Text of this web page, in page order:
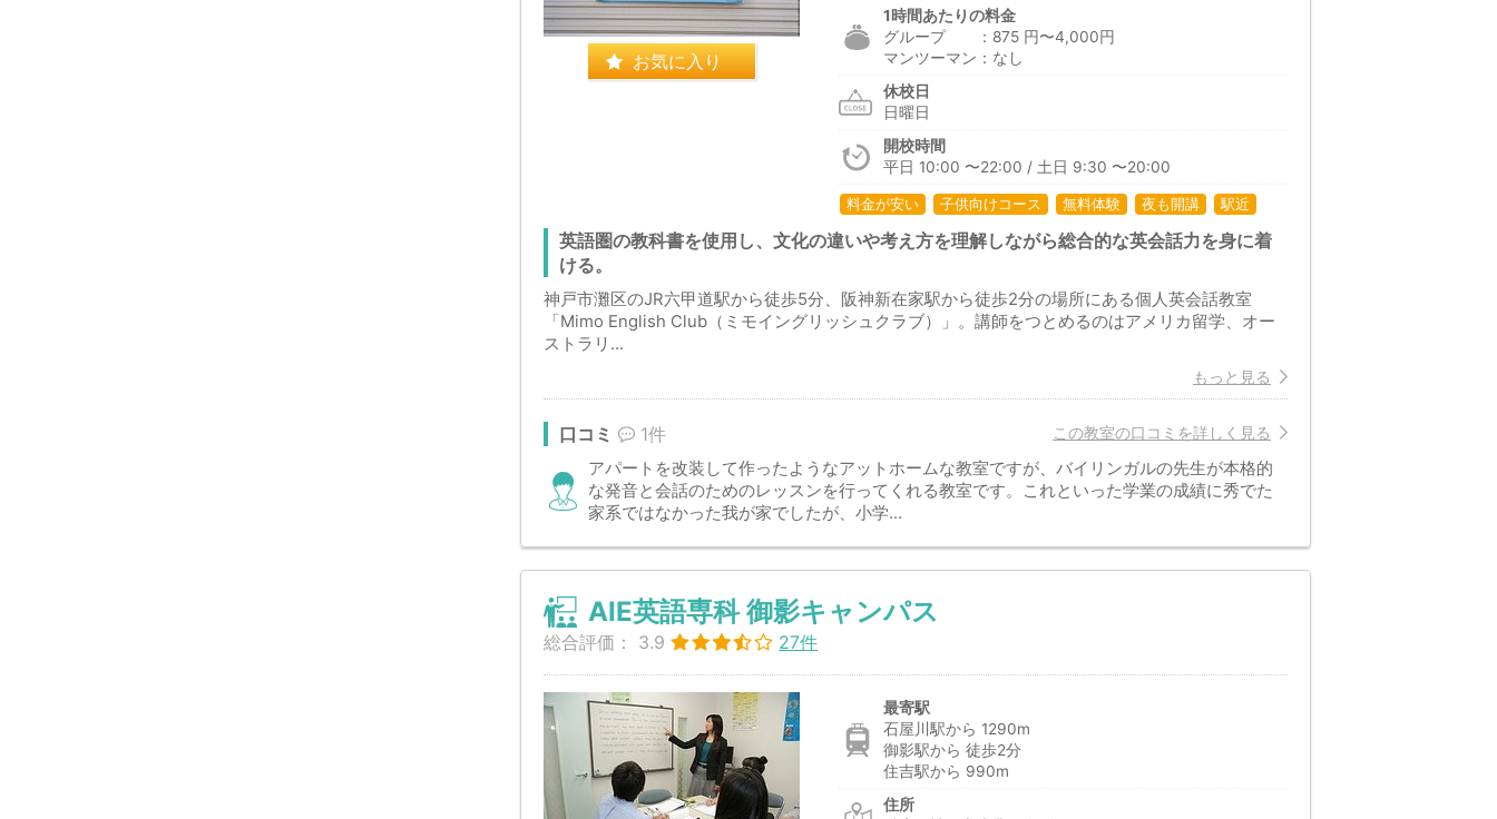
お気に入り
1時間あたりの料金
グループ ：875 円〜4,000円
マンツーマン：なし
休校日
日曜日
開校時間
平日 10:00 〜22:00 / 土日 9:30 〜20:00
料金が安い 子供向けコース 無料体験 夜も開講 駅近
英語圏の教科書を使用し、文化の違いや考え方を理解しながら総合的な英会話力を身に着
ける。
神戸市灘区のJR六甲道駅から徒歩5分、阪神新在家駅から徒歩2分の場所にある個人英会話教室
「Mimo English Club（ミモイングリッシュクラブ）」。講師をつとめるのはアメリカ留学、オー
ストラリ...
もっと見る
この教室の口コミを詳しく見る
口コミ 1件
アパートを改装して作ったようなアットホームな教室ですが、バイリンガルの先生が本格的
な発音と会話のためのレッスンを行ってくれる教室です。これといった学業の成績に秀でた
家系ではなかった我が家でしたが、小学...
AIE英語専科 御影キャンパス
総合評価： 3.9 27件
最寄駅
石屋川駅から 1290m
御影駅から 徒歩2分
住吉駅から 990m
住所